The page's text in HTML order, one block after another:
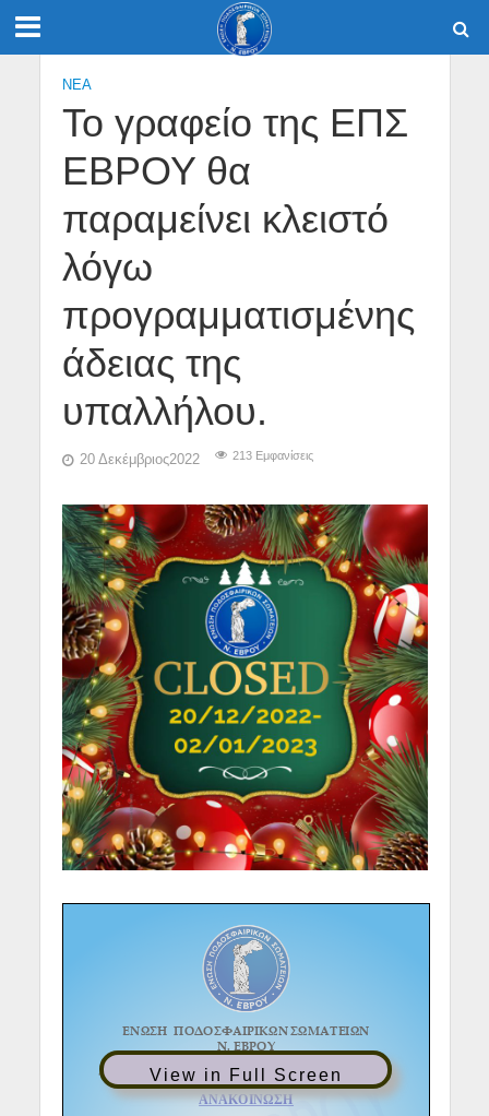
NEA
To γραφείο της ΕΠΣ
ΕΒΡΟΥ θα
παραμείνει κλειστό
λόγω
προγραμματισμένης
άδειας της
υπαλλήλου.
20 Δεκέμβριος2022 213 Εμφανίσεις
View in Full Screen